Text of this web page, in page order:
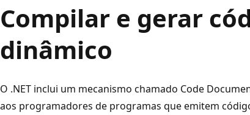
Compilar e gerar
dinâmico
O .NET inclui um mecanismo chamado Code
aos programadores de programas que emitem